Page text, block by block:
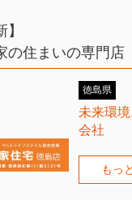
の住まいの専門店
徳島県
未来環
会社
もっ